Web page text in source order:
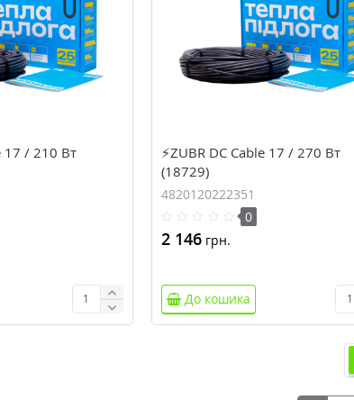
17 / 210 Вт
⚡ZUBR DC Cable 17 / 270 Вт
(18729)
4820120222351
0
2 146грн.
До кошика